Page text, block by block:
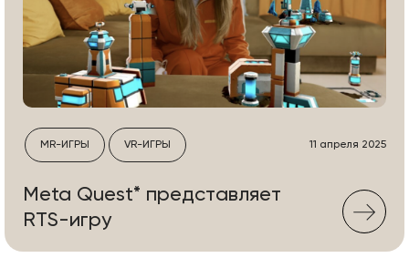
MR-ИГРЫ VR-ИГРЫ 11 апреля 2025
Meta Quest* представляет
RTS-игру